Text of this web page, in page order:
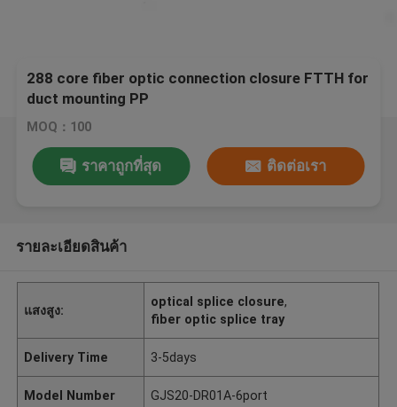
288 core fiber optic connection closure FTTH for
duct mounting PP
MOQ：100
ราคาถูกที่สุด ติดต่อเรา
รายละเอียดสินค้า
แสงสูง:
optical splice closure,
fiber optic splice tray
Delivery Time 3-5days
Model Number GJS20-DR01A-6port